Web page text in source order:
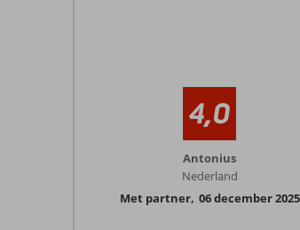
4,0
Antonius
Nederland
Met partner, 06 december 2025